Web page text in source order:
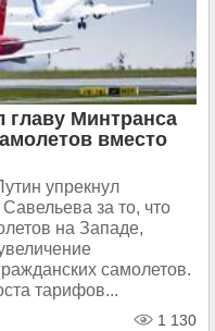
главу Минтранса
вместо
упрекнул
за то, что
на Западе,
самолетов.
тарифов...
1 130